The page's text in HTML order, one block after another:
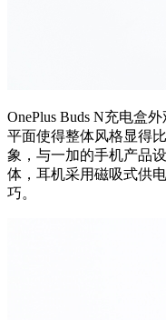
OnePlus Buds N充电盒
平面使得整体风格显得
象，与一加的手机产品
体，耳机采用磁吸式供
巧。